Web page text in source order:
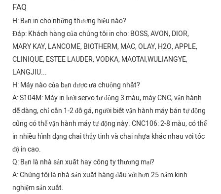
FAQ
H: Bạn in cho những thương hiệu nào?
Đáp: Khách hàng của chúng tôi in cho: BOSS, AVON, DIOR,
MARY KAY, LANCOME, BIOTHERM, MAC, OLAY, H2O, APPLE,
CLINIQUE, ESTEE LAUDER, VODKA, MAOTAI,WULIANGYE,
LANGJIU...
H: Máy nào của bạn được ưa chuộng nhất?
A: S104M: Máy in lưới servo tự động 3 màu, máy CNC, vận hành
dễ dàng, chỉ cần 1-2 đồ gá, người biết vận hành máy bán tự động
cũng có thể vận hành máy tự động này. CNC106: 2-8 màu, có thể
in nhiều hình dạng chai thủy tinh và chai nhựa khác nhau với tốc
độ in cao.
Q: Bạn là nhà sản xuất hay công ty thương mại?
A: Chúng tôi là nhà sản xuất hàng đầu với hơn 25 năm kinh
nghiệm sản xuất.